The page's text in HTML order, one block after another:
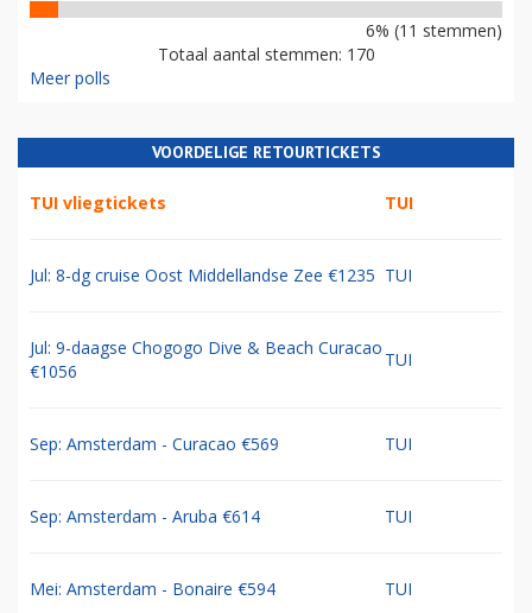
6% (11 stemmen)
Totaal aantal stemmen: 170
Meer polls
VOORDELIGE RETOURTICKETS
TUI vliegtickets TUI
Jul: 8-dg cruise Oost Middellandse Zee €1235 TUI
Jul: 9-daagse Chogogo Dive & Beach Curacao
€1056
TUI
Sep: Amsterdam - Curacao €569 TUI
Sep: Amsterdam - Aruba €614 TUI
Mei: Amsterdam - Bonaire €594 TUI